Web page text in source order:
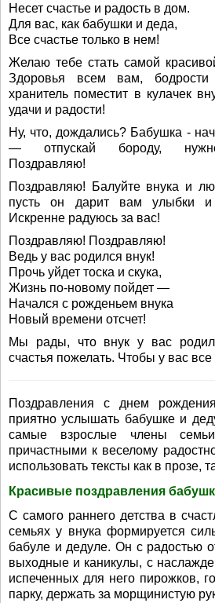
Несет счастье и радость в дом.
Для вас, как бабушки и деда,
Все счастье только в нем!
Желаю тебе стать самой
Здоровья всем вам, бодрости
хранитель поместит в кулачек
удачи и радости!
Ну, что, дождались? Бабушка -
— отпускай бороду, нужно
Поздравляю!
Поздравляю! Балуйте внука и
пусть он дарит вам улыбки и
Искренне радуюсь за вас!
Поздравляю! Поздравляю!
Ведь у вас родился внук!
Прочь уйдет тоска и скука,
Жизнь по-новому пойдет —
Начался с рожденьем внука
Новый времени отсчет!
Мы рады, что внук у вас
счастья пожелать. Чтобы у вас
Поздравления с днем
приятно услышать бабушке и
самые взрослые члены
причастными к веселому
использовать тексты как в прозе,
Красивые поздравления
С самого раннего детства в
семьях у внука формируется
бабуле и дедуле. Он с радостью
выходные и каникулы, с
испеченных для него пирожков,
парку, держать за морщинистую